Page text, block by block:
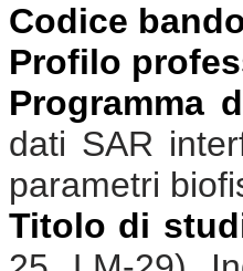
Codice
Profilo
Programma
dati SAR
parametri
Titolo di